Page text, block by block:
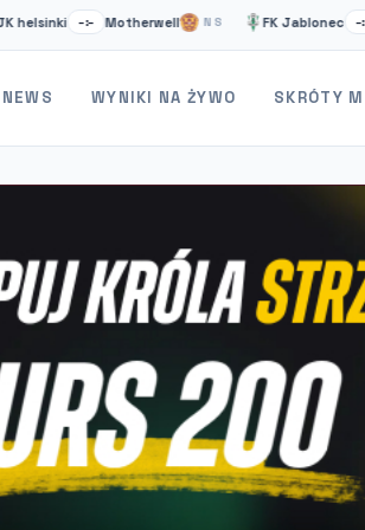
–:– Motherwell NS FK Jablonec –:–
NEWS WYNIKI NA ŻYWO SKRÓTY